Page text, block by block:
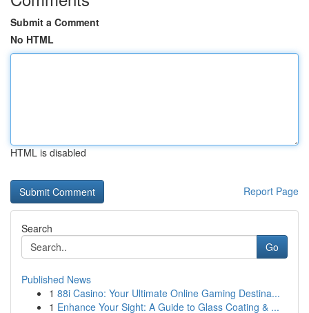
Submit a Comment
No HTML
HTML is disabled
Report Page
Search
Go
Published News
1 88i Casino: Your Ultimate Online Gaming Destina...
1 Enhance Your Sight: A Guide to Glass Coating & ...